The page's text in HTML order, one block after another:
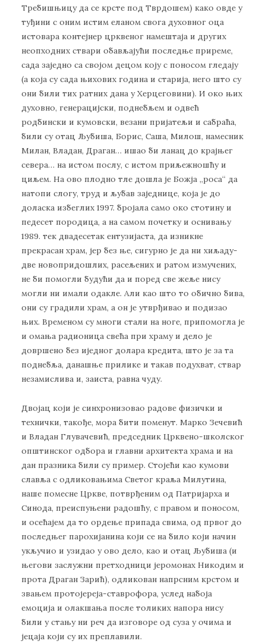
Требишњицу да се крсте под Тврдошем) како овде у
туђини с оним истим еланом свога духовног оца
истовара контејнер црквеног намештаја и других
неопходних ствари обављајући последње приреме,
сада заједно са својом децом коју с поносом гледају
(а која су сада њихових година и старија, него што су
они били тих ратних дана у Херцеговини). И око њих
духовно, генерацијски, поднебљем и одвећ
родбински и кумовски, везани пријатељи и сабраћа,
били су отац Љубиша, Борис, Саша, Милош, намесник
Милан, Владан, Драган… ишао би ланац до крајњег
севера… на истом послу, с истом приљежношћу и
циљем. На ово плодно тле дошла је Божја „роса“ да
натопи слогу, труд и љубав заједнице, која је до
доласка избеглих 1997. бројала само око стотину и
педесет породица, а на самом почетку и оснивању
1989. тек двадесетак ентузијаста, да изникне
прекрасан храм, јер без ње, сигурно је да ни хиљаду-
две новопридошлих, расељених и ратом измучених,
не би помогли будући да и поред све жеље нису
могли ни имали одакле. Али као што то обично бива,
они су градили храм, а он је утврђивао и подизао
њих. Временом су многи стали на ноге, припомогла је
и омања радионица свећа при храму и дело је
довршено без иједног долара кредита, што је за та
поднебља, данашње прилике и такав подухват, ствар
незамислива и, заиста, равна чуду.
Двојац који је синхронизовао радове физички и
технички, такође, мора бити поменут. Марко Зечевић
и Владан Глувачевић, председник Црквено-школског
општинског одбора и главни архитекта храма и на
дан празника били су пример. Стојећи као кумови
славља с одликовањима Светог краља Милутина,
наше помесне Цркве, потврђеним од Патријарха и
Синода, преиспуњени радошћу, с правом и поносом,
и осећајем да то ордење припада свима, од првог до
последњег парохијанина који се на било који начин
укључио и узидао у ово дело, као и отац Љубиша (и
његови заслужни претходници јеромонах Никодим и
прота Драган Зарић), одликован напрсним крстом и
звањем протојереја-ставрофора, услед набоја
емоција и олакшања после толиких напора нису
били у стању ни реч да изговоре од суза у очима и
јецаја који су их преплавили.